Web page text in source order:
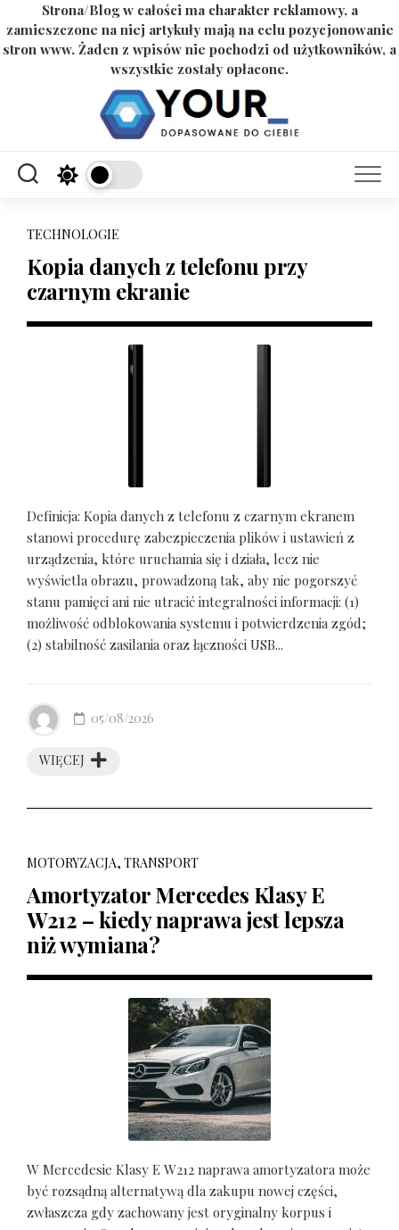
Strona/Blog w całości ma charakter reklamowy, a
zamieszczone na niej artykuły mają na celu pozycjonowanie
stron www. Żaden z wpisów nie pochodzi od użytkowników, a
wszystkie zostały opłacone.
TECHNOLOGIE
Kopia danych z telefonu przy
czarnym ekranie
Definicja: Kopia danych z telefonu z czarnym ekranem
stanowi procedurę zabezpieczenia plików i ustawień z
urządzenia, które uruchamia się i działa, lecz nie
wyświetla obrazu, prowadzoną tak, aby nie pogorszyć
stanu pamięci ani nie utracić integralności informacji: (1)
możliwość odblokowania systemu i potwierdzenia zgód;
(2) stabilność zasilania oraz łączności USB...
WIĘCEJ
05/08/2026
MOTORYZACJA, TRANSPORT
Amortyzator Mercedes Klasy E
W212 – kiedy naprawa jest lepsza
niż wymiana?
W Mercedesie Klasy E W212 naprawa amortyzatora może
być rozsądną alternatywą dla zakupu nowej części,
zwłaszcza gdy zachowany jest oryginalny korpus i